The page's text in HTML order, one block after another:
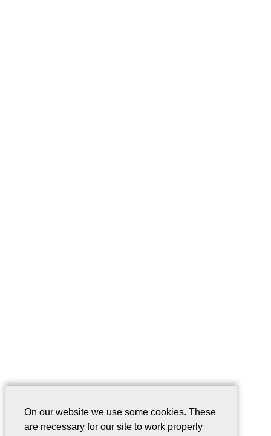
On our website we use some cookies. These
are necessary for our site to work properly